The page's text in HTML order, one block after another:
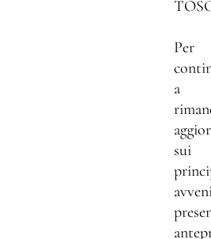
Per
a
sui